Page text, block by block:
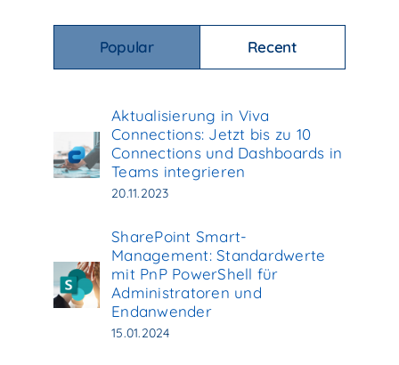
Popular Recent
Aktualisierung in Viva
Connections: Jetzt bis zu 10
Connections und Dashboards in
Teams integrieren
20.11.2023
SharePoint Smart-
Management: Standardwerte
mit PnP PowerShell für
Administratoren und
Endanwender
15.01.2024